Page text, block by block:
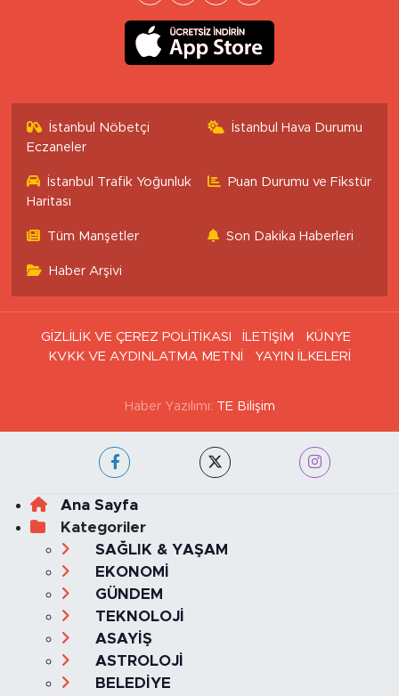
İstanbul Nöbetçi
Eczaneler
İstanbul Hava Durumu
İstanbul Trafik Yoğunluk
Haritası
Puan Durumu ve Fikstür
Tüm Manşetler Son Dakika Haberleri
Haber Arşivi
GİZLİLİK VE ÇEREZ POLİTİKASI İLETİŞİM
KÜNYE
KVKK VE AYDINLATMA METNİ
YAYIN İLKELERİ
Haber Yazılımı: TE Bilişim
Ana Sayfa
Kategoriler
SAĞLIK & YAŞAM
EKONOMİ
GÜNDEM
TEKNOLOJİ
ASAYİŞ
ASTROLOJİ
BELEDİYE